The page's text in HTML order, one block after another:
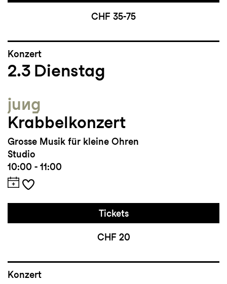
CHF 35-75
Konzert
2.3 Dienstag
jung
Krabbelkonzert
Grosse Musik für kleine Ohren
Studio
10:00 - 11:00
Tickets
CHF 20
Konzert